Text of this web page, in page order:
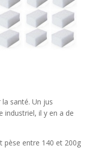
santé. Un jus
industriel, il y en a de
pèse entre 140 et 200g